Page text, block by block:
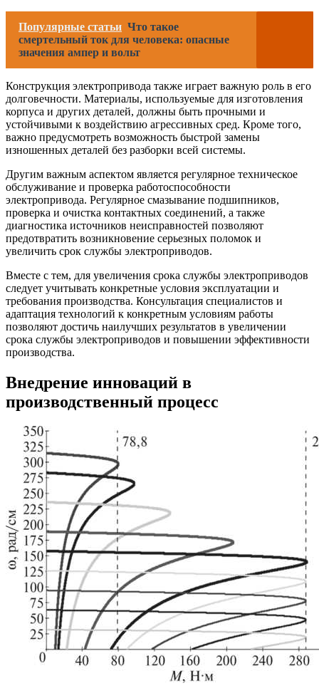
Популярные статьи Что такое
смертельный ток для человека: опасные
значения ампер и вольт
Конструкция электропривода также играет важную роль в его
долговечности. Материалы, используемые для изготовления
корпуса и других деталей, должны быть прочными и
устойчивыми к воздействию агрессивных сред. Кроме того,
важно предусмотреть возможность быстрой замены
изношенных деталей без разборки всей системы.
Другим важным аспектом является регулярное техническое
обслуживание и проверка работоспособности
электропривода. Регулярное смазывание подшипников,
проверка и очистка контактных соединений, а также
диагностика источников неисправностей позволяют
предотвратить возникновение серьезных поломок и
увеличить срок службы электроприводов.
Вместе с тем, для увеличения срока службы электроприводов
следует учитывать конкретные условия эксплуатации и
требования производства. Консультация специалистов и
адаптация технологий к конкретным условиям работы
позволяют достичь наилучших результатов в увеличении
срока службы электроприводов и повышении эффективности
производства.
Внедрение инноваций в
производственный процесс